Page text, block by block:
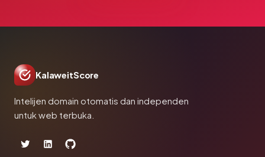
KalaweitScore
Intelijen domain otomatis dan independen
untuk web terbuka.